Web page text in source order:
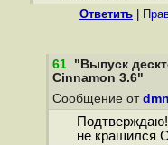
Ответить
61. "Выпуск
Cinnamon 3.6"
Сообщение от
не крашился